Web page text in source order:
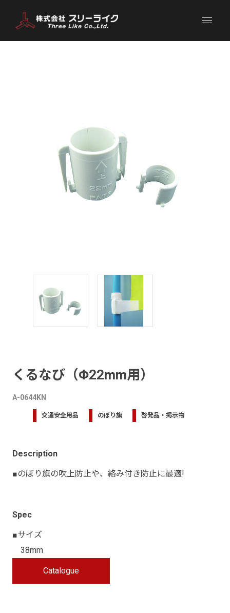
くるなび（Φ22mm用）
A-0644KN
交通安全用品 のぼり旗 啓発品・掲示物
Description
■のぼり旗の吹上防止や、絡み付き防止に最適!
Spec
■サイズ
38mm
Catalogue